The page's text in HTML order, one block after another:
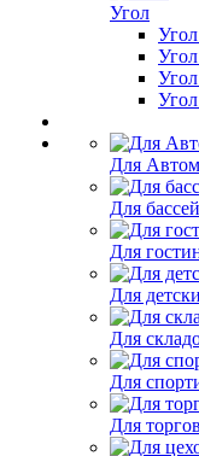
Угол
Для
Для
Для
Для
Для
Для
Для